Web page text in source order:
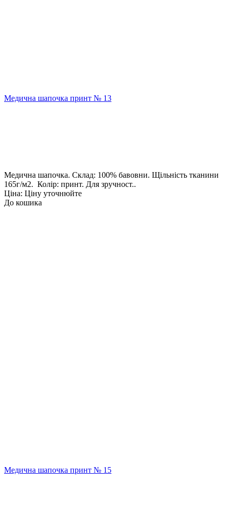
Медична шапочка принт № 13
Медична шапочка. Склад: 100% бавовни. Щільність тканини
165г/м2. Колір: принт. Для зручност..
Ціна: Ціну уточнюйте
До кошика
Медична шапочка принт № 15